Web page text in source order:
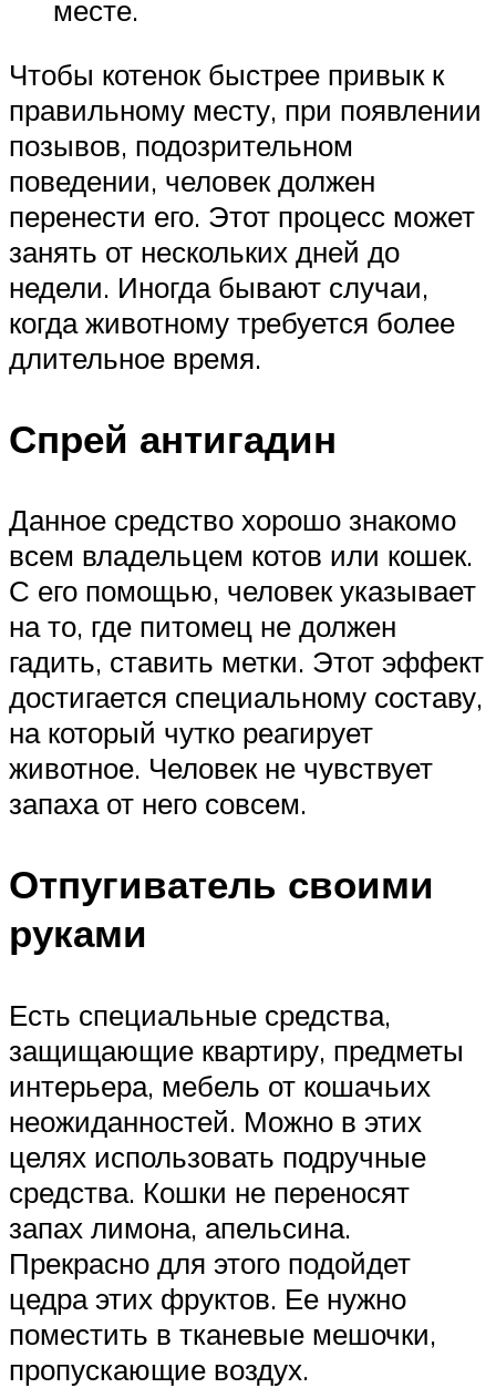
месте.
Чтобы котенок быстрее привык к
правильному месту, при появлении
позывов, подозрительном
поведении, человек должен
перенести его. Этот процесс может
занять от нескольких дней до
недели. Иногда бывают случаи,
когда животному требуется более
длительное время.
Спрей антигадин
Данное средство хорошо знакомо
всем владельцем котов или кошек.
С его помощью, человек указывает
на то, где питомец не должен
гадить, ставить метки. Этот эффект
достигается специальному составу,
на который чутко реагирует
животное. Человек не чувствует
запаха от него совсем.
Отпугиватель своими
руками
Есть специальные средства,
защищающие квартиру, предметы
интерьера, мебель от кошачьих
неожиданностей. Можно в этих
целях использовать подручные
средства. Кошки не переносят
запах лимона, апельсина.
Прекрасно для этого подойдет
цедра этих фруктов. Ее нужно
поместить в тканевые мешочки,
пропускающие воздух.